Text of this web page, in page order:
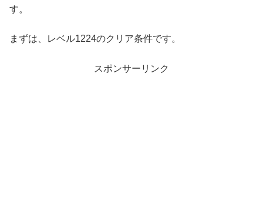
す。
まずは、レベル1224のクリア条件です。
スポンサーリンク